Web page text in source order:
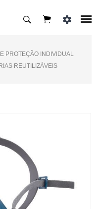
PROTEÇÃO INDIVIDUAL
REUTILIZÁVEIS